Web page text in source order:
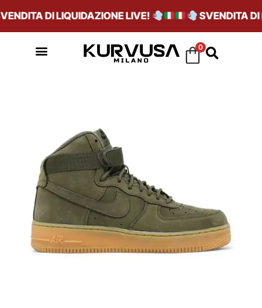
DI LIQUIDAZIONE LIVE! SVENDITA DI
0